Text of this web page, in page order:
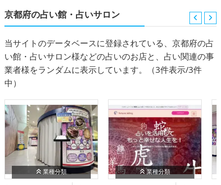
京都府の占い館・占いサロン
当サイトのデータベースに登録されている、京都府の占
い館・占いサロン様などの占いのお店と、占い関連の事
業者様をランダムに表示しています。
（3件表示/3件
中）
業種分類 業種分類